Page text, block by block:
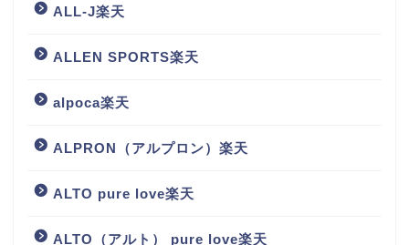
ALL-J楽天
ALLEN SPORTS楽天
alpoca楽天
ALPRON（アルプロン）楽天
ALTO pure love楽天
ALTO（アルト） pure love楽天